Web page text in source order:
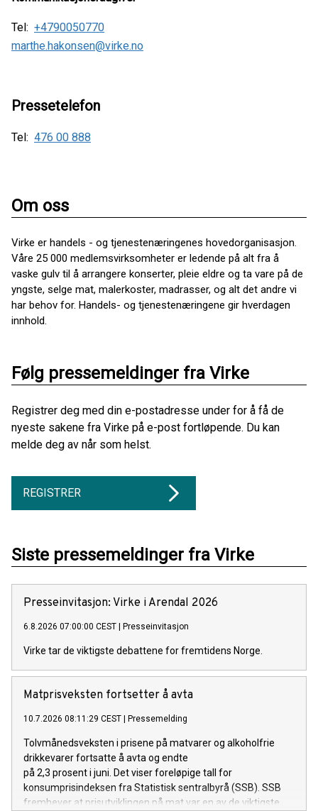
Tel: +4790050770
marthe.hakonsen@virke.no
Pressetelefon
Tel: 476 00 888
Om oss
Virke er handels - og tjenestenæringenes hovedorganisasjon.
Våre 25 000 medlemsvirksomheter er ledende på alt fra å
vaske gulv til å arrangere konserter, pleie eldre og ta vare på de
yngste, selge mat, malerkoster, madrasser, og alt det andre vi
har behov for. Handels- og tjenestenæringene gir hverdagen
innhold.
Følg pressemeldinger fra Virke
Registrer deg med din e-postadresse under for å få de
nyeste sakene fra Virke på e-post fortløpende. Du kan
melde deg av når som helst.
REGISTRER
Siste pressemeldinger fra Virke
Presseinvitasjon: Virke i Arendal 2026
6.8.2026 07:00:00 CEST Presseinvitasjon
Virke tar de viktigste debattene for fremtidens Norge.
Matprisveksten fortsetter å avta
10.7.2026 08:11:29 CEST Pressemelding
Tolvmånedsveksten i prisene på matvarer og alkoholfrie
drikkevarer fortsatte å avta og endte
på 2,3 prosent i juni. Det viser foreløpige tall for
konsumprisindeksen fra Statistisk sentralbyrå (SSB). SSB
fremhever at prisutviklingen på mat var en av de viktigste